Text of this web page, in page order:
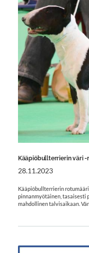
Kääpiöbullterrierin väri -
28.11.2023
Kääpiöbullterrierin
pinnanmyötäinen, tasaisesti
mahdollinen talvisaikaan.